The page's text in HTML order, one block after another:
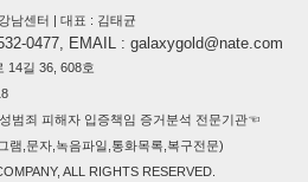
이용목적이 달성된 후에는 해당 정
단, 다음의 정보에 대해서는 아래의
존합니다.
남센터 | 대표 : 김태균
0477, EMAIL : galaxygold@nate.com
14길 36, 608호
범죄 피해자 입증책임 증거분석 전문기관☜
램,문자,녹음파일,통화목록,복구전문)
ALL RIGHTS RESERVED.